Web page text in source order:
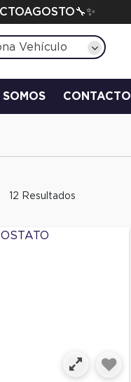
Vehículo
SOMOS CONTACTO
12 Resultados